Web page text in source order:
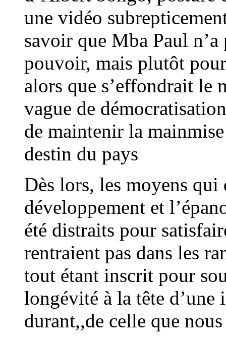
une vidéo
savoir que Mba Paul
pouvoir, mais plutôt
alors que s’effondrait le
vague de
de maintenir la
destin du pays
Dès lors, les moyens
développement et
été distraits pour
rentraient pas dans les
tout étant inscrit pour
longévité à la tête
durant,,de celle que